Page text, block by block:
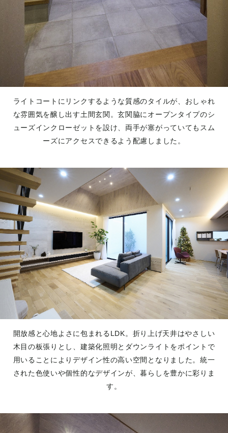
ライトコートにリンクするような質感のタイルが、おしゃれ
な雰囲気を醸し出す土間玄関。玄関脇にオープンタイプのシ
ューズインクローゼットを設け、両手が塞がっていてもスム
ーズにアクセスできるよう配慮しました。
開放感と心地よさに包まれるLDK。折り上げ天井はやさしい
木目の板張りとし、建築化照明とダウンライトをポイントで
用いることによりデザイン性の高い空間となりました。統一
された色使いや個性的なデザインが、暮らしを豊かに彩りま
す。